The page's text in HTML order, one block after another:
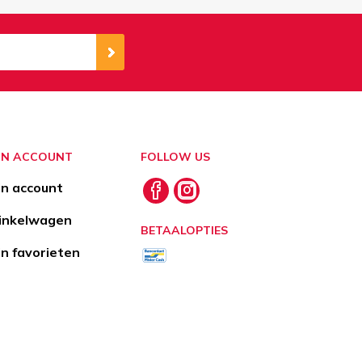
ACCOUNT
account
favorieten
FOLLOW US
BETAALOPTIES